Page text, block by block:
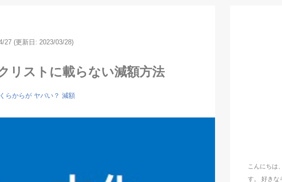
27 (更新日: 2023/03/28)
リストに載らない減額方法
らからが ヤバい？ 減額
こんにちは
す。 好きな